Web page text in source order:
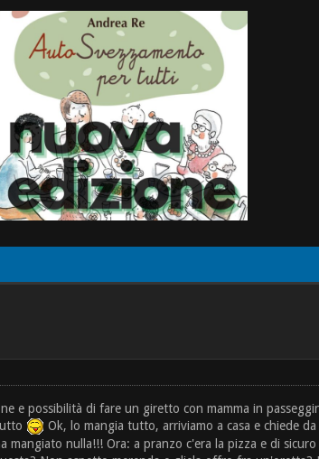
e possibilità di fare un giretto con mamma in
Ok, lo mangia tutto, arriviamo a casa e chiede
nulla!!! Ora: a pranzo c'era la pizza e di